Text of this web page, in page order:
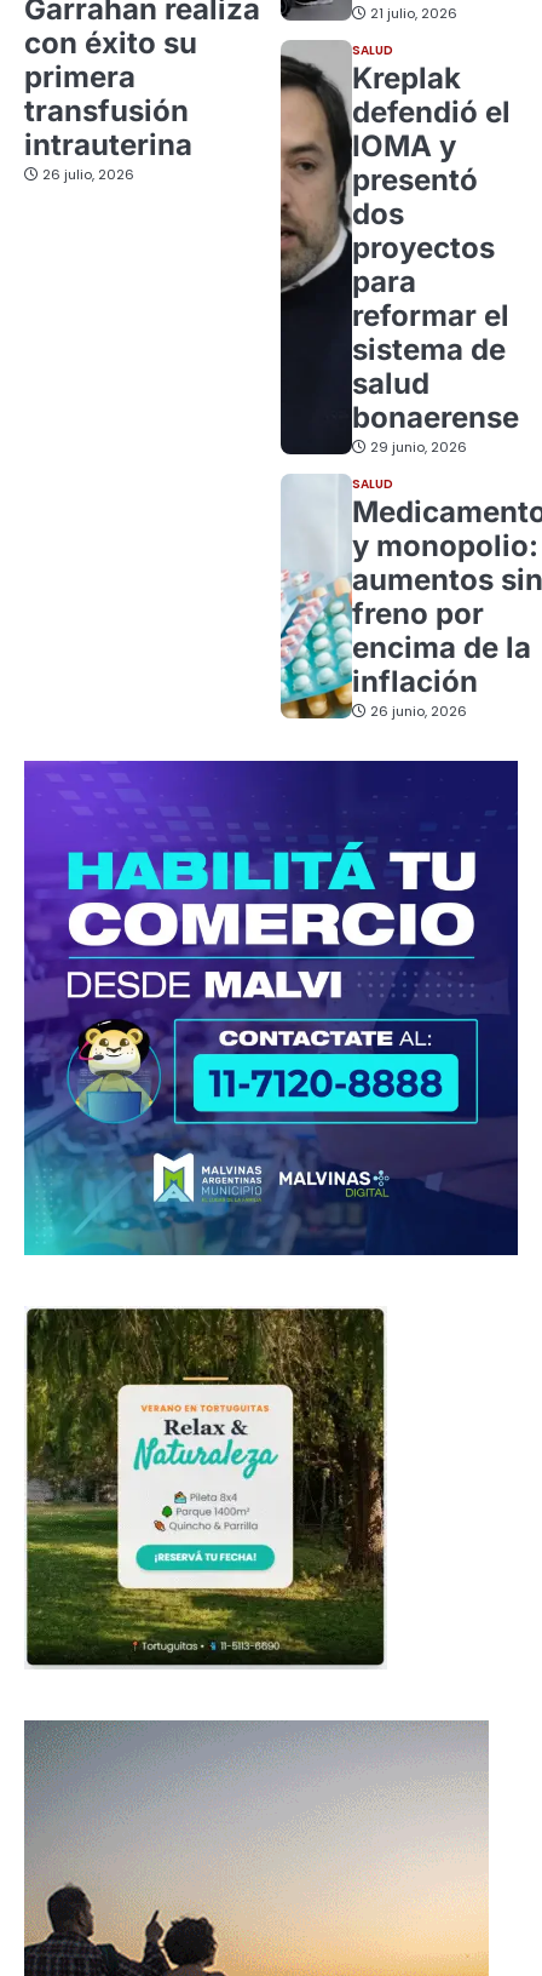
Garrahan realiza
con éxito su
primera
transfusión
intrauterina
26 julio, 2026
21 julio, 2026
SALUD
Kreplak
defendió el
IOMA y
presentó
dos
proyectos
para
reformar el
sistema de
salud
bonaerense
29 junio, 2026
SALUD
y monopolio:
aumentos sin
freno por
encima de la
inflación
26 junio, 2026